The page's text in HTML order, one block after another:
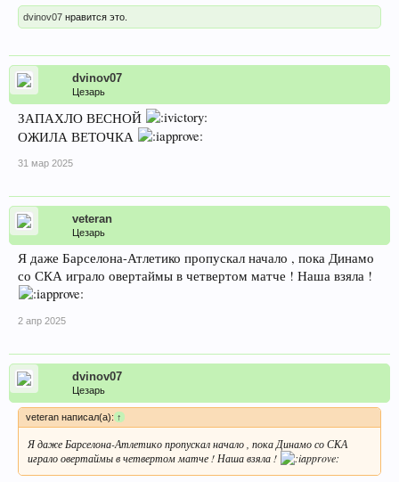
dvinov07 нравится это.
dvinov07
Цезарь
ЗАПАХЛО ВЕСНОЙ
ОЖИЛА ВЕТОЧКА
31 мар 2025
veteran
Цезарь
Я даже Барселона-Атлетико пропускал начало , пока Динамо
со СКА играло овертаймы в четвертом матче ! Наша взяла !
2 апр 2025
dvinov07
Цезарь
veteran написал(а): ↑
Я даже Барселона-Атлетико пропускал начало , пока Динамо со СКА
играло овертаймы в четвертом матче ! Наша взяла !